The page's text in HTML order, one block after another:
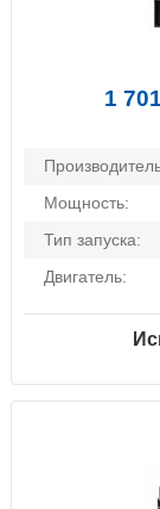
1
Мощность:
Тип запуска:
Двигатель: